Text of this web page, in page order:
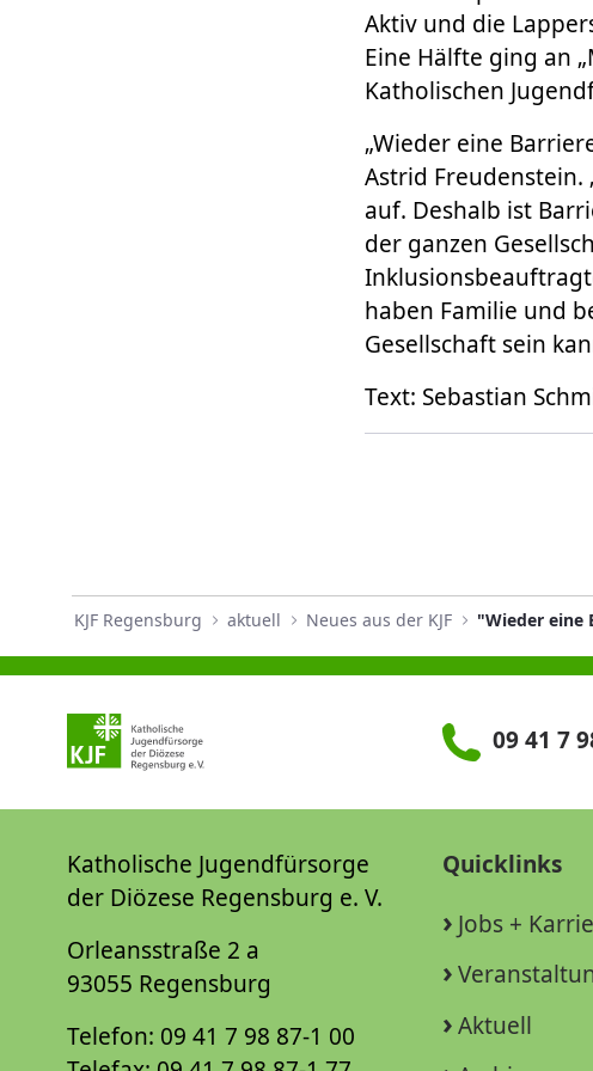
Aktiv und die
Eine Hälfte ging an
Katholischen
„Wieder eine
Astrid Freudenstein.
auf. Deshalb ist
der ganzen
haben Familie und
Gesellschaft sein
Text: Sebastian
KJF Regensburg aktuell Neues aus der KJF "Wieder eine
09 41 7
Katholische Jugendfürsorge
der Diözese Regensburg e. V.
Orleansstraße 2 a
93055 Regensburg
Telefon: 09 41 7 98 87-1 00
Quicklinks
Jobs +
Aktuell